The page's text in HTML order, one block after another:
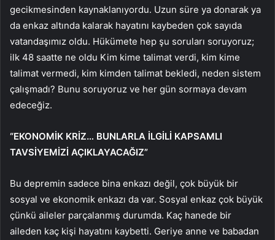
gecikmesinden kaynaklanıyordu. Uzun süre ya donarak ya
da enkaz altında kalarak hayatını kaybeden çok sayıda
vatandaşımız oldu. Hükümete hep şu soruları soruyoruz;
ilk 48 saatte ne oldu Kim kime talimat verdi, kim kime
talimat vermedi, kim kimden talimat bekledi, neden sistem
çalışmadı? Bunu soruyoruz ve her gün sormaya devam
edeceğiz.
“EKONOMİK KRİZ… BUNLARLA İLGİLİ KAPSAMLI
TAVSİYEMİZİ AÇIKLAYACAĞIZ”
Bu depremin sadece bina enkazı değil, çok büyük bir
sosyal ve ekonomik enkazı da var. Sosyal enkaz çok büyük
çünkü aileler parçalanmış durumda. Kaç hanede bir
aileden kaç kişi hayatını kaybetti. Geriye anne ve babadan